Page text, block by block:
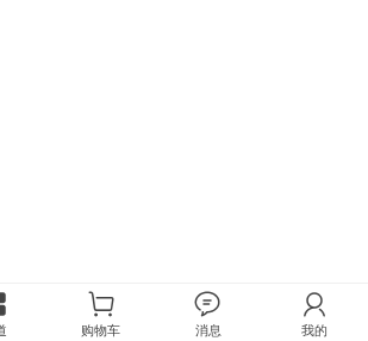
购物车 消息 我的